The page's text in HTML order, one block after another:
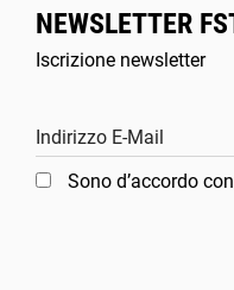
NEWSLETTER
Iscrizione newsletter
Indirizzo E-Mail
Sono d’accordo con